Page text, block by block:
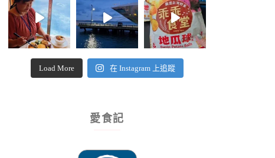
Load More 在 Instagram 上追蹤
愛食記